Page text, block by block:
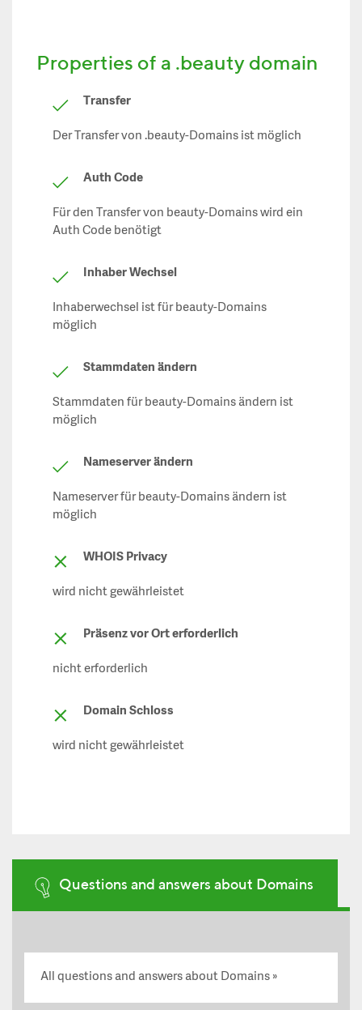
Properties of a .beauty domain
Transfer
Der Transfer von .beauty-Domains ist möglich
Auth Code
Für den Transfer von beauty-Domains wird ein
Auth Code benötigt
Inhaber Wechsel
Inhaberwechsel ist für beauty-Domains
möglich
Stammdaten ändern
Stammdaten für beauty-Domains ändern ist
möglich
Nameserver ändern
Nameserver für beauty-Domains ändern ist
möglich
WHOIS Privacy
wird nicht gewährleistet
Präsenz vor Ort erforderlich
nicht erforderlich
Domain Schloss
wird nicht gewährleistet
Questions and answers about Domains
All questions and answers about Domains